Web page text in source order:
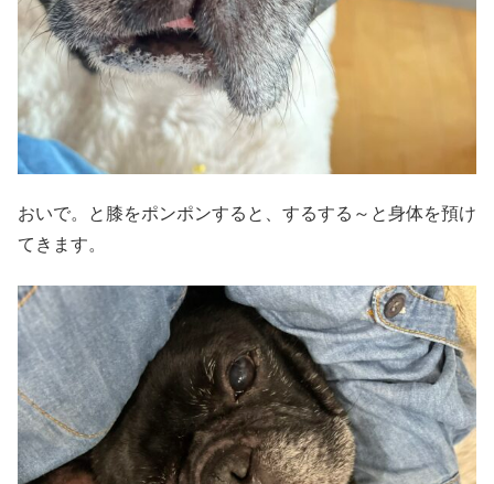
おいで。と膝をポンポンすると、するする～と身体を預け
てきます。